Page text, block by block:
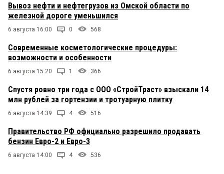
Вывоз нефти и нефтегрузов из Омской области по
железной дороге уменьшился
6 августа 16:00 0 568
Современные косметологические процедуры:
возможности и особенности
6 августа 15:20 1 366
Спустя ровно три года с ООО «СтройТраст» взыскали 14
млн рублей за гортензии и тротуарную плитку
6 августа 14:39 4 516
Правительство РФ официально разрешило продавать
бензин Евро-2 и Евро-3
6 августа 14:00 4 536